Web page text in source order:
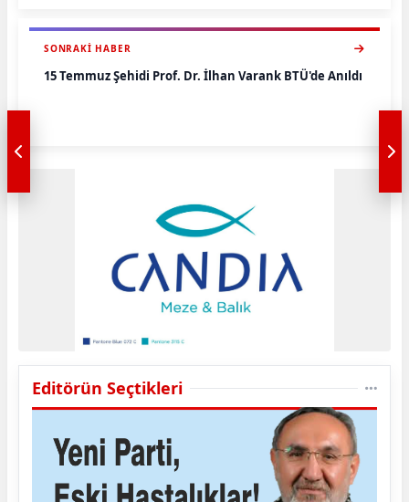
SONRAKI HABER
15 Temmuz Şehidi Prof. Dr. İlhan Varank BTÜ'de Anıldı
Editörün Seçtikleri